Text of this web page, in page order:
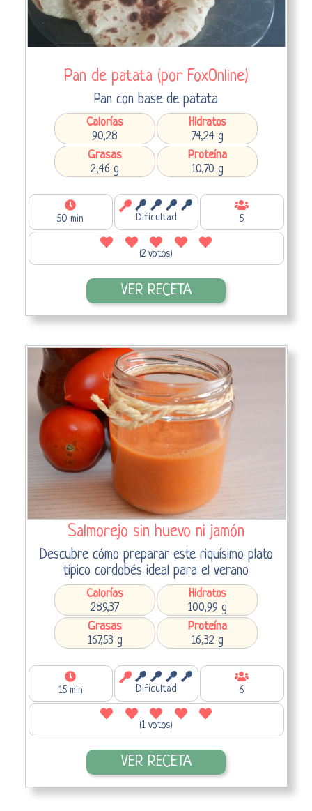
Pan de patata (por FoxOnline)
Pan con base de patata
Calorías
90,28
Hidratos
74,24 g
Grasas
2,46 g
Proteína
10,70 g
50 min Dificultad 5
(2 votos)
VER RECETA
Salmorejo sin huevo ni jamón
Descubre cómo preparar este riquísimo plato
típico cordobés ideal para el verano
Calorías
289,37
Hidratos
100,99 g
Grasas
167,53 g
Proteína
16,32 g
15 min Dificultad 6
(1 votos)
VER RECETA